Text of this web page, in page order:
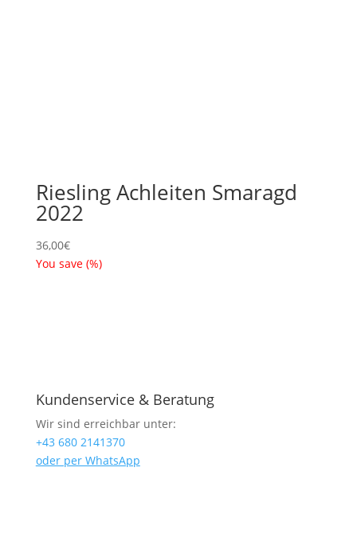
Riesling Achleiten Smaragd
2022
36,00€
You save (%)
Kundenservice & Beratung
Wir sind erreichbar unter:
+43 680 2141370
oder per WhatsApp